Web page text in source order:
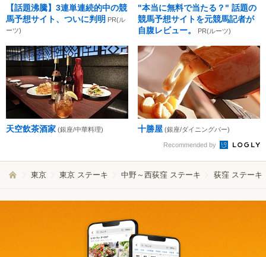
【話題沸騰】3連単連続的中の競
馬予想サイト、ついに判明 PR(ル
ーツ)
"本当に無料で当たる？" 話題の
競馬予想サイトを元競馬記者が
自腹レビュー。
PR(ルーツ)
天空飲茶酒家 (銀座/中華料理) 十勝屋 (銀座/ダイニングバー)
Recommended by
東京 東京 ステーキ 中野～西荻窪 ステーキ 荻窪 ステーキ